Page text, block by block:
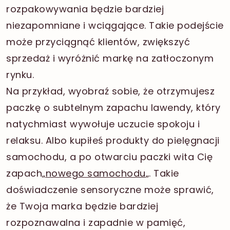
rozpakowywania będzie bardziej
niezapomniane i wciągające. Takie podejście
może przyciągnąć klientów, zwiększyć
sprzedaż i wyróżnić markę na zatłoczonym
rynku.
Na przykład, wyobraź sobie, że otrzymujesz
paczkę o subtelnym zapachu lawendy, który
natychmiast wywołuje uczucie spokoju i
relaksu. Albo kupiłeś produkty do pielęgnacji
samochodu, a po otwarciu paczki wita Cię
zapach„nowego samochodu„. Takie
doświadczenie sensoryczne może sprawić,
że Twoja marka będzie bardziej
rozpoznawalna i zapadnie w pamięć,